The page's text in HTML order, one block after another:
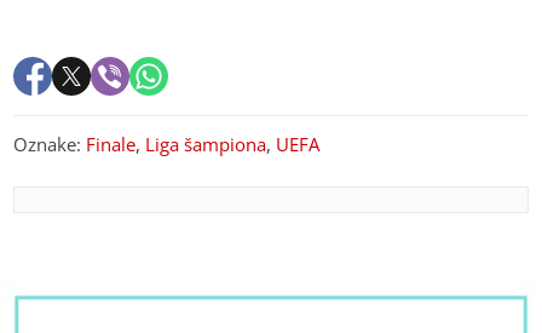
Oznake: Finale, Liga šampiona, UEFA